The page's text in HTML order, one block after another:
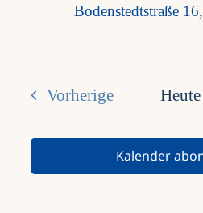
Bodenstedtstraße
Vorherige
Heute
Kalender